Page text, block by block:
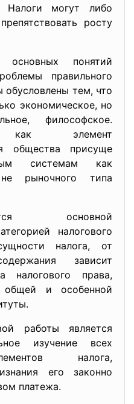
Налоги могут либо
росту
понятий
правильного
обусловлены тем, что
экономическое, но
философское.
как элемент
общества присуще
системам как
рыночного типа
основной
налогового
налога, от
зависит
налогового права,
общей и особенной
работы является
изучение всех
налога,
его законно
платежа.